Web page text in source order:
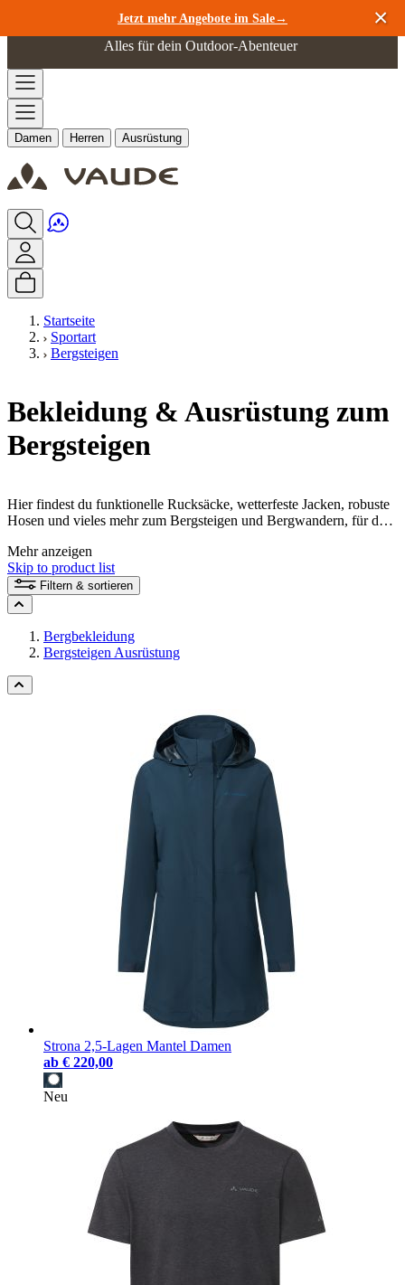
Jetzt mehr Angebote im Sale→
Zum Inhalt springen
Alles für dein Outdoor-Abenteuer
Damen Herren Ausrüstung
Startseite
Sportart
Bergsteigen
Bekleidung & Ausrüstung zum
Bergsteigen
Hier findest du funktionelle Rucksäcke, wetterfeste Jacken, robuste
Hosen und vieles mehr zum Bergsteigen und Bergwandern, für den
fair hergerstellt, und technisch durchdacht – für besten Komfort auf
deiner Bergtour.
Mehr anzeigen
Skip to product list
Filtern & sortieren
Bergbekleidung
Bergsteigen Ausrüstung
Strona 2,5-Lagen Mantel Damen
ab € 220,00
Neu